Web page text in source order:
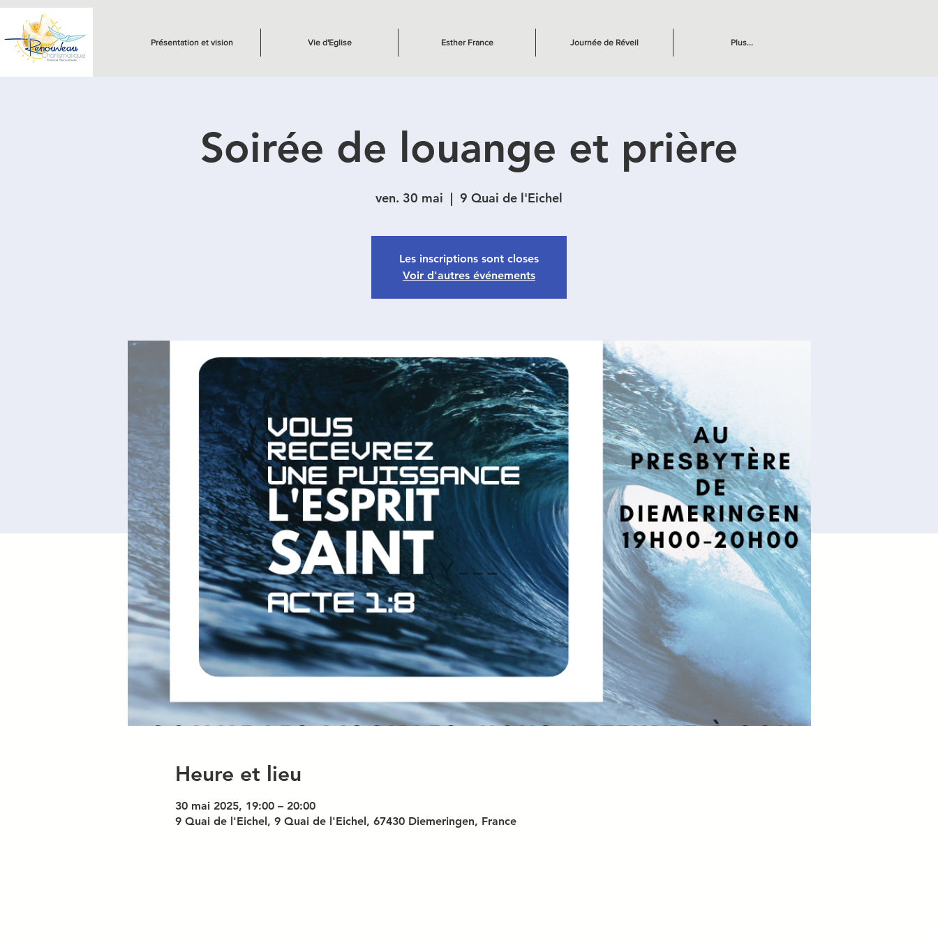
Présentation et vision Vie d'Eglise Esther France Journée de Réveil Plus...
Soirée de louange et prière
ven. 30 mai
  |
9 Quai de l'Eichel
Les inscriptions sont closes
Voir d'autres événements
Heure et lieu
30 mai 2025, 19:00 – 20:00
9 Quai de l'Eichel, 9 Quai de l'Eichel, 67430 Diemeringen, France